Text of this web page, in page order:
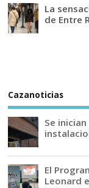
La
de Entre
Cazanoticias
Se
El
Leonard